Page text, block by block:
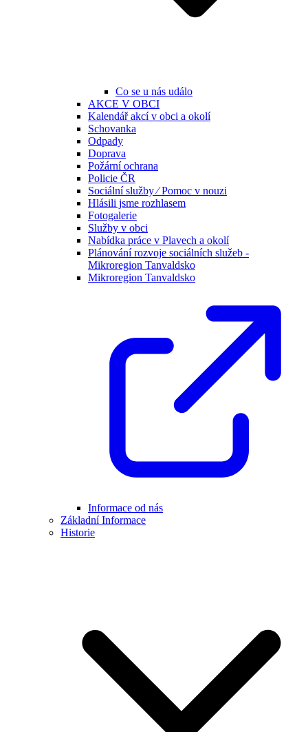
Co se u nás událo
AKCE V OBCI
Kalendář akcí v obci a okolí
Schovanka
Odpady
Doprava
Požární ochrana
Policie ČR
Sociální služby ⁄ Pomoc v nouzi
Hlásili jsme rozhlasem
Fotogalerie
Služby v obci
Nabídka práce v Plavech a okolí
Plánování rozvoje sociálních služeb -
Mikroregion Tanvaldsko
Mikroregion Tanvaldsko
Informace od nás
Základní Informace
Historie